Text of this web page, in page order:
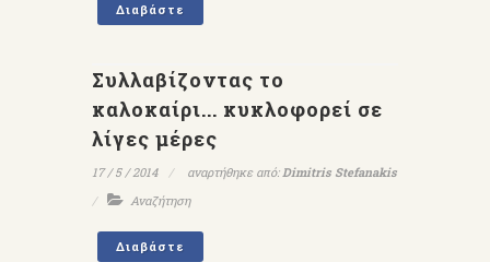
Διαβάστε
Συλλαβίζοντας το
καλοκαίρι... κυκλοφορεί σε
λίγες μέρες
17 / 5 / 2014 αναρτήθηκε από:Dimitris Stefanakis
Αναζήτηση
Διαβάστε